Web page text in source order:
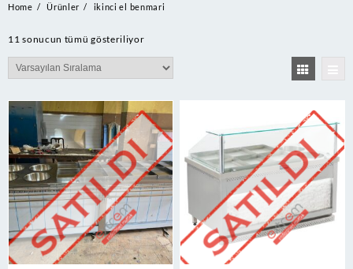
Home Ürünler ikinci el benmari
11 sonucun tümü gösteriliyor